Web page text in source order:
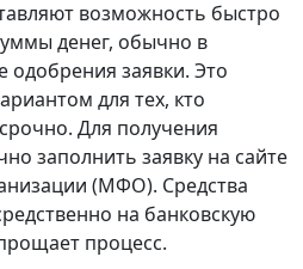
возможность быстро
денег, обычно в
одобрения заявки. Это
для тех, кто
Для получения
заполнить заявку на сайте
(МФО). Средства
на банковскую
процесс.